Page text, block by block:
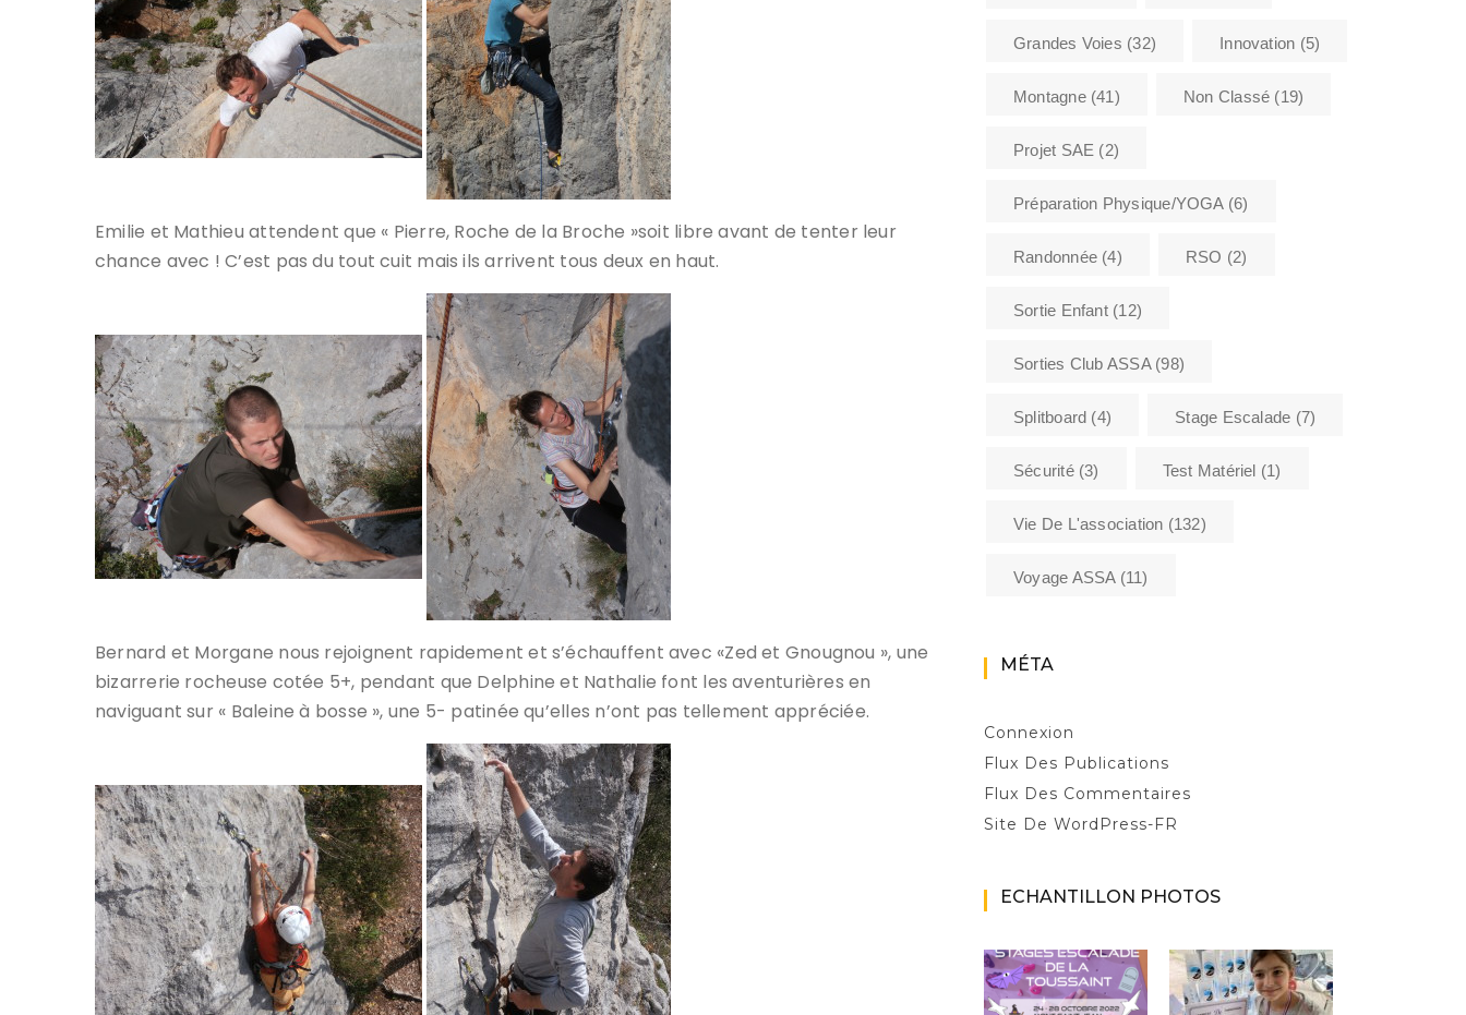
Emilie et Mathieu attendent que « Pierre, Roche de la Broche »soit libre avant de tenter leur
chance avec ! C’est pas du tout cuit mais ils arrivent tous deux en haut.
Bernard et Morgane nous rejoignent rapidement et s’échauffent avec «Zed et Gnougnou », une
bizarrerie rocheuse cotée 5+, pendant que Delphine et Nathalie font les aventurières en
naviguant sur « Baleine à bosse », une 5- patinée qu’elles n’ont pas tellement appréciée.
Grandes Voies (32) Innovation (5)
Montagne(41) Non Classé (19)
Projet SAE (2)
Préparation Physique/YOGA(6)
Randonnée (4) RSO (2)
Sortie Enfant(12)
Sorties Club ASSA(98)
Splitboard (4) Stage Escalade (7)
Sécurité(3) Test Matériel (1)
Vie De L'association (132)
Voyage ASSA(11)
MÉTA
Connexion
Flux Des Publications
Flux Des Commentaires
Site De WordPress-FR
ECHANTILLON PHOTOS